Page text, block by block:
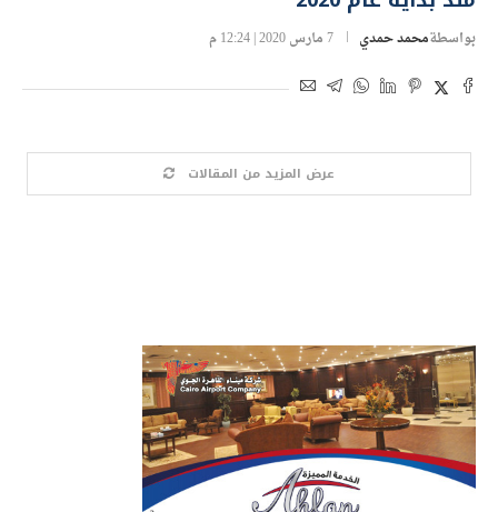
بواسطةمحمد حمدي 7 مارس 2020 | 12:24 م
عرض المزيد من المقالات